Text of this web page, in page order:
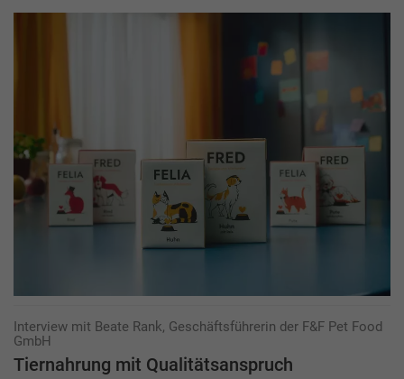
Interview mit Beate Rank, Geschäftsführerin der F&F Pet Food
GmbH
Tiernahrung mit Qualitätsanspruch